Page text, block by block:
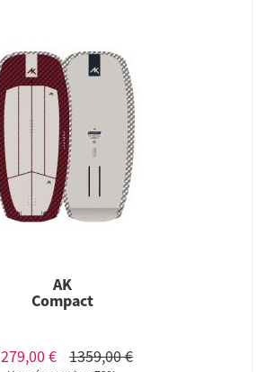
AK
Compact
279,00 € 1359,00 €